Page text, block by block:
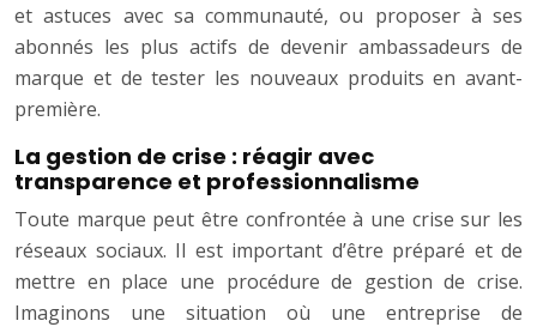
et astuces avec sa communauté, ou proposer à ses
abonnés les plus actifs de devenir ambassadeurs de
marque et de tester les nouveaux produits en avant-
première.
La gestion de crise : réagir avec
transparence et professionnalisme
Toute marque peut être confrontée à une crise sur les
réseaux sociaux. Il est important d’être préparé et de
mettre en place une procédure de gestion de crise.
Imaginons une situation où une entreprise de